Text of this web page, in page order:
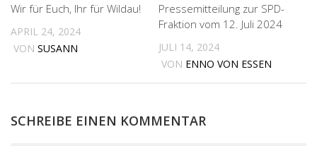
Wir für Euch, Ihr für Wildau!
APRIL 24, 2024
VON SUSANN
Pressemitteilung zur SPD-
Fraktion vom 12. Juli 2024
JULI 14, 2024
VON ENNO VON ESSEN
SCHREIBE EINEN KOMMENTAR